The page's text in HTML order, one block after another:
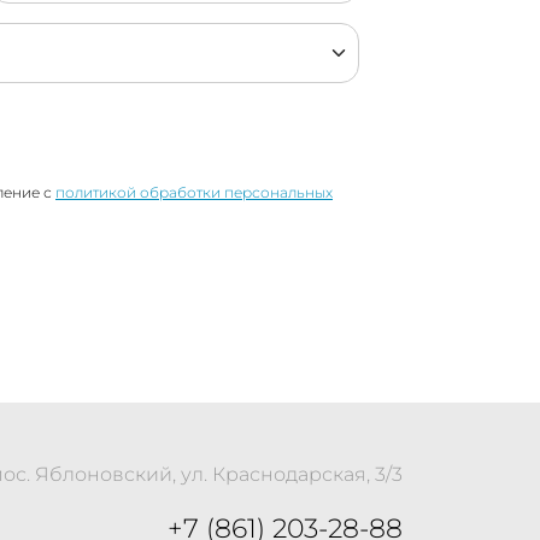
с политикой обработки персональных
Яблоновский, ул. Краснодарская, 3/3
+7 (861) 203-28-88